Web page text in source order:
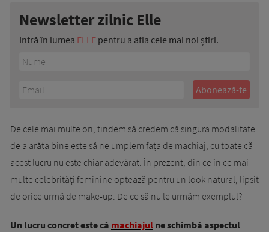
Newsletter zilnic Elle
Intră în lumea ELLE pentru a afla cele mai noi știri.
De cele mai multe ori, tindem să credem că singura modalitate
de a arăta bine este să ne umplem fața de machiaj, cu toate că
acest lucru nu este chiar adevărat. În prezent, din ce în ce mai
multe celebrități feminine optează pentru un look natural, lipsit
de orice urmă de make-up. De ce să nu le urmăm exemplul?
Un lucru concret este că machiajul ne schimbă aspectul